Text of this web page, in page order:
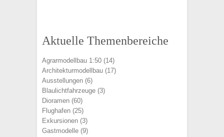
Aktuelle Themenbereiche
Agrarmodellbau 1:50 (14)
Architekturmodellbau (17)
Ausstellungen (6)
Blaulichtfahrzeuge (3)
Dioramen (60)
Flughafen (25)
Exkursionen (3)
Gastmodelle (9)